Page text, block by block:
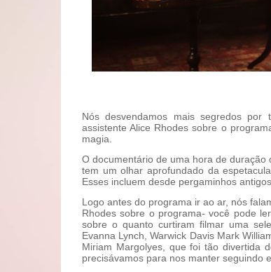
Nós desvendamos mais segredos
assistente Alice Rhodes sobre o
magia.
O documentário de uma hora de
tem um olhar aprofundado da
Esses incluem desde pergaminhos
Logo antes do programa ir ao ar, nós
Rhodes sobre o programa- você pode
sobre o quanto curtiram filmar uma
Evanna Lynch, Warwick Davis Mark
Miriam Margolyes, que foi tão divertida
precisávamos para nos manter seguindo